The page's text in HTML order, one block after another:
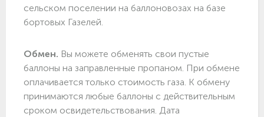
сельском поселении на баллоновозах на базе
бортовых Газелей.
Обмен. Вы можете обменять свои пустые
баллоны на заправленные пропаном. При обмене
оплачивается только стоимость газа. К обмену
принимаются любые баллоны с действительным
сроком освидетельствования. Дата